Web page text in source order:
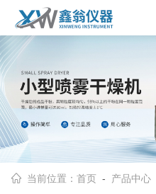
查看更多
当前位置：首页 - 产品中心